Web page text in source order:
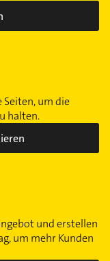
um die
halten.
und erstellen
um mehr Kunden